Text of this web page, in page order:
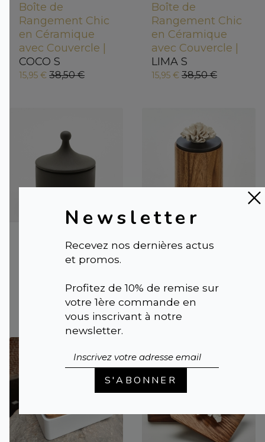
Newsletter
Recevez nos dernières actus
et promos.
Profitez de 10% de remise sur
votre 1ère commande en
vous inscrivant à notre
newsletter.
S'ABONNER
Boîte de
Rangement Chic
en Céramique
avec Couvercle |
COCO S
15,95 € 38,50 €
Boîte de
Rangement Chic
en Céramique
avec Couvercle |
LIMA S
15,95 € 38,50 €
Rangement Chic
en Céramique
38,50 €
Bois et Couvercle
Blanche |CYLA L
77,00 €